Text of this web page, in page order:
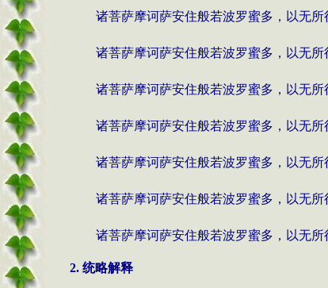
诸菩萨摩诃萨安住般若波罗蜜多，以无
诸菩萨摩诃萨安住般若波罗蜜多，以无
诸菩萨摩诃萨安住般若波罗蜜多，以无
诸菩萨摩诃萨安住般若波罗蜜多，以无
诸菩萨摩诃萨安住般若波罗蜜多，以无
诸菩萨摩诃萨安住般若波罗蜜多，以无
诸菩萨摩诃萨安住般若波罗蜜多，以无
2. 统略解释